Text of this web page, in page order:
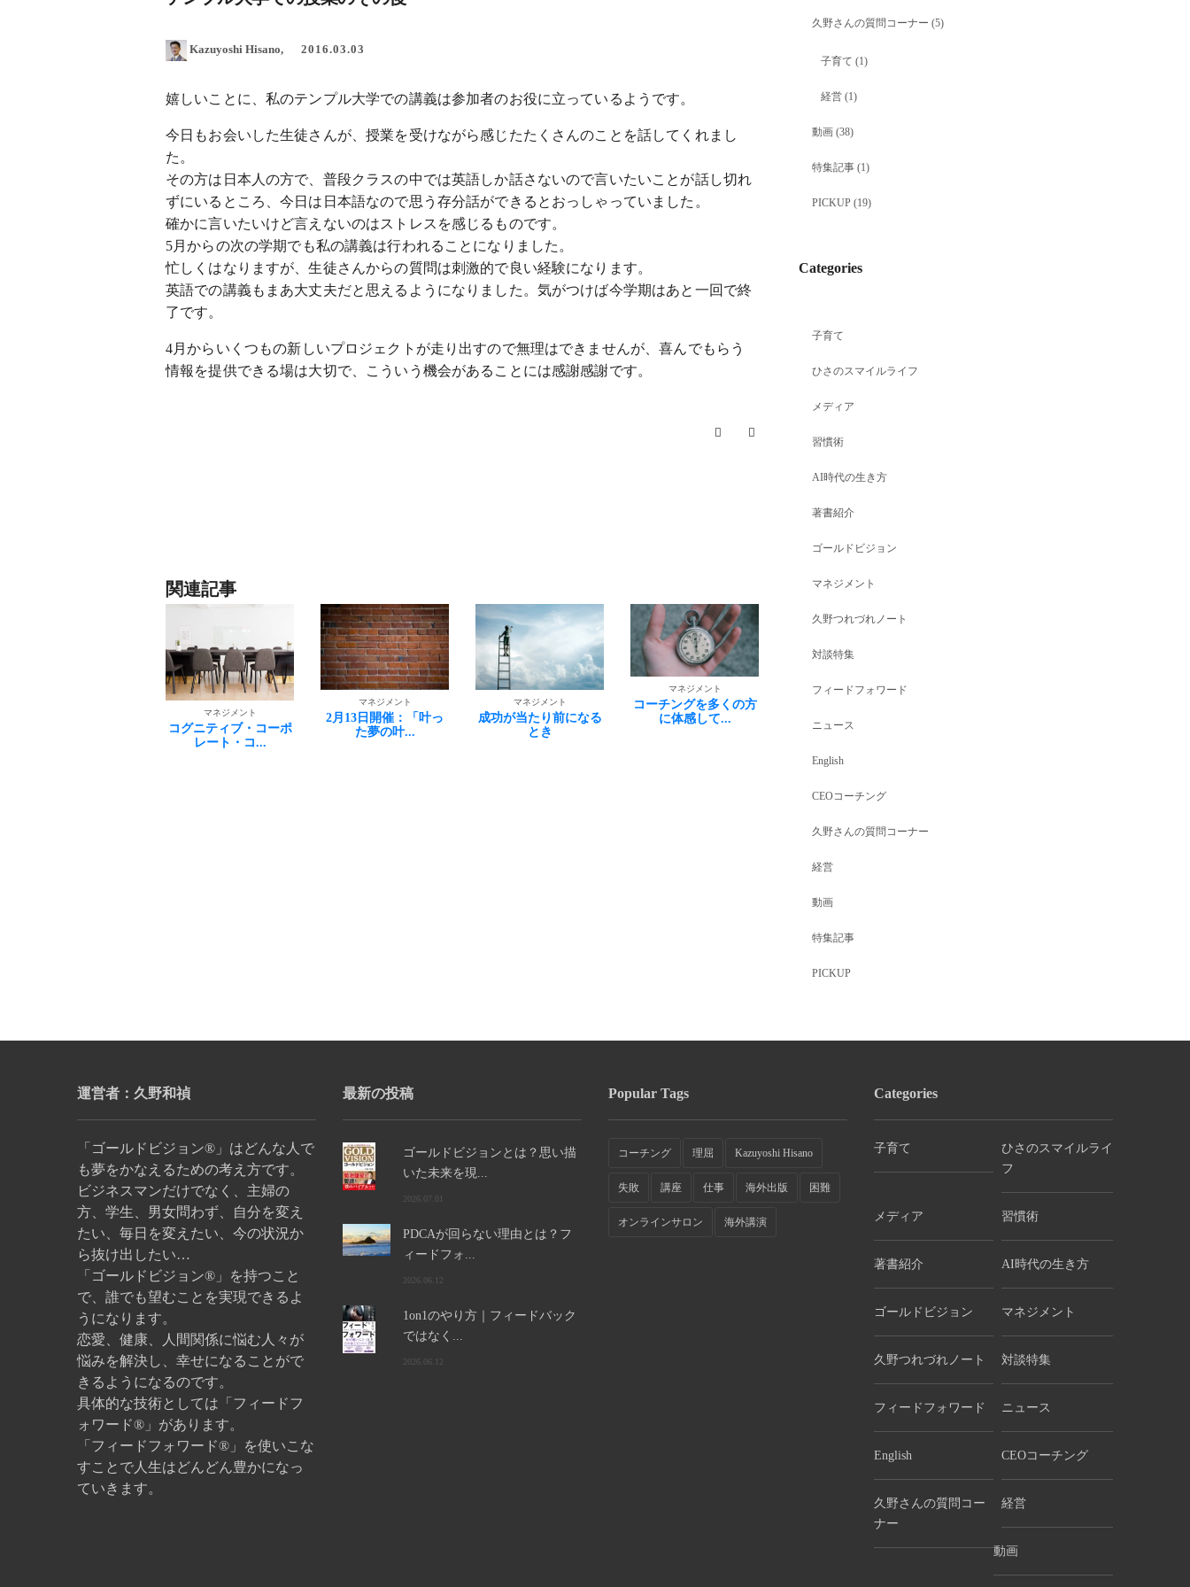
Kazuyoshi Hisano 2016.03.03
嬉しいことに、私のテンプル大学での講義は参加者のお役に立っているようです。
今日もお会いした生徒さんが、授業を受けながら感じたたくさんのことを話してくれまし
た。
その方は日本人の方で、普段クラスの中では英語しか話さないので言いたいことが話し切れ
ずにいるところ、今日は日本語なので思う存分話ができるとおっしゃっていました。
確かに言いたいけど言えないのはストレスを感じるものです。
5月からの次の学期でも私の講義は行われることになりました。
忙しくはなりますが、生徒さんからの質問は刺激的で良い経験になります。
英語での講義もまあ大丈夫だと思えるようになりました。気がつけば今学期はあと一回で終
了です。
4月からいくつもの新しいプロジェクトが走り出すので無理はできませんが、喜んでもらう
情報を提供できる場は大切で、こういう機会があることには感謝感謝です。
関連記事
マネジメント
2月13日開催：「叶っ
た夢の叶...
マネジメント
成功が当たり前になる
とき
マネジメント
コーチングを多くの方
に体感して...
マネジメント
思い出す過酷な日々
コグニティブ・コーポ
久野さんの質問コーナー (5)
子育て (1)
経営 (1)
動画 (38)
特集記事 (1)
PICKUP (19)
Categories
子育て
ひさのスマイルライフ
メディア
習慣術
AI時代の生き方
著書紹介
ゴールドビジョン
マネジメント
久野つれづれノート
対談特集
フィードフォワード
ニュース
English
CEOコーチング
久野さんの質問コーナー
経営
動画
特集記事
PICKUP
運営者：久野和禎
「ゴールドビジョン®」はどんな人で
も夢をかなえるための考え方です。
ビジネスマンだけでなく、主婦の
方、学生、男女問わず、自分を変え
たい、毎日を変えたい、今の状況か
ら抜け出したい…
「ゴールドビジョン®」を持つこと
で、誰でも望むことを実現できるよ
うになります。
恋愛、健康、人間関係に悩む人々が
悩みを解決し、幸せになることがで
きるようになるのです。
具体的な技術としては「フィードフ
ォワード®」があります。
「フィードフォワード®」を使いこな
すことで人生はどんどん豊かになっ
ていきます。
最新の投稿
ゴールドビジョンとは？思い描
いた未来を現...
2026.07.01
PDCAが回らない理由とは？フ
ィードフォ...
2026.06.12
1on1のやり方｜フィードバック
ではなく...
2026.06.12
Popular Tags
コーチング 理屈 Kazuyoshi Hisano
失敗 講座 仕事 海外出版 困難
オンラインサロン 海外講演
Categories
子育て
ひさのスマイルライ
フ
メディア 習慣術
著書紹介 AI時代の生き方
ゴールドビジョン マネジメント
久野つれづれノート 対談特集
フィードフォワード ニュース
English CEOコーチング
久野さんの質問コー
ナー
経営
動画